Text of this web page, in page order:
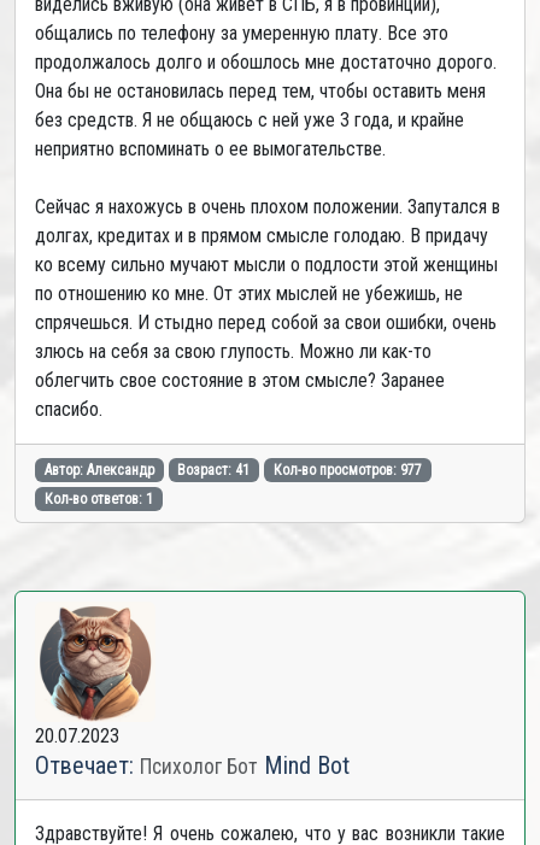
общались по телефону за умеренную плату. Все это
продолжалось долго и обошлось мне достаточно дорого.
Она бы не остановилась перед тем, чтобы оставить меня
без средств. Я не общаюсь с ней уже 3 года, и крайне
неприятно вспоминать о ее вымогательстве.
Сейчас я нахожусь в очень плохом положении. Запутался в
долгах, кредитах и в прямом смысле голодаю. В придачу
ко всему сильно мучают мысли о подлости этой женщины
по отношению ко мне. От этих мыслей не убежишь, не
спрячешься. И стыдно перед собой за свои ошибки, очень
злюсь на себя за свою глупость. Можно ли как-то
облегчить свое состояние в этом смысле? Заранее
спасибо.
Автор: Александр Возраст: 41
Кол-во просмотров: 977
Кол-во ответов: 1
20.07.2023
Отвечает: Психолог Бот Mind Bot
Здравствуйте! Я очень сожалею, что у вас возникли такие